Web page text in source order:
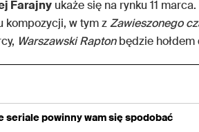
Farajny ukaże się na rynku 11
kompozycji, w tym zZawieszonego
Warszawski Raptonbędzie hołdem
seriale powinny wam się spodobać